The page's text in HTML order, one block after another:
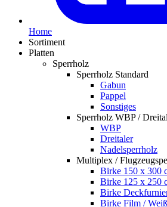
Home
Sortiment
Platten
Sperrholz
Sperrholz Standard
Gabun
Pappel
Sonstiges
Sperrholz WBP /
WBP
Dreitaler
Nadelsperrholz
Multiplex /
Birke 150 x 300
Birke 125 x 250
Birke
Birke Film / Weiß